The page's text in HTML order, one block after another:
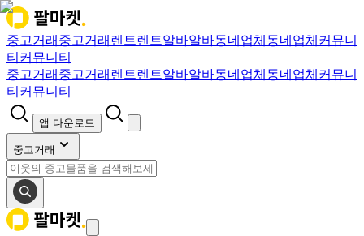
중고거래 중고거래 렌트렌트알바알바동네업체 동네업체 커뮤니
티 커뮤니티
중고거래 중고거래 렌트렌트알바알바동네업체 동네업체 커뮤니
티 커뮤니티
앱 다운로드
중고거래